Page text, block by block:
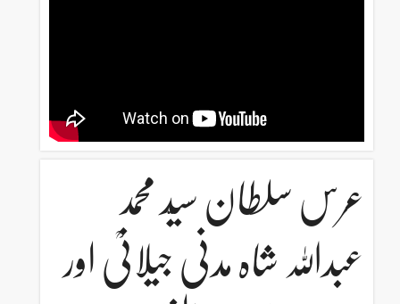
عرس سلطان سیّد محمد
عبداللہ شاہ مدنی جیلانیؒ اور